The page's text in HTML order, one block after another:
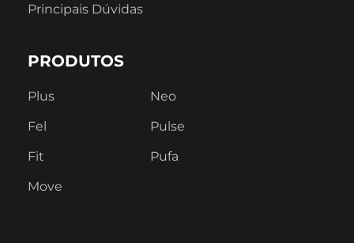
Principais Dúvidas
PRODUTOS
Plus
Fel
Fit
Move
Neo
Pulse
Pufa